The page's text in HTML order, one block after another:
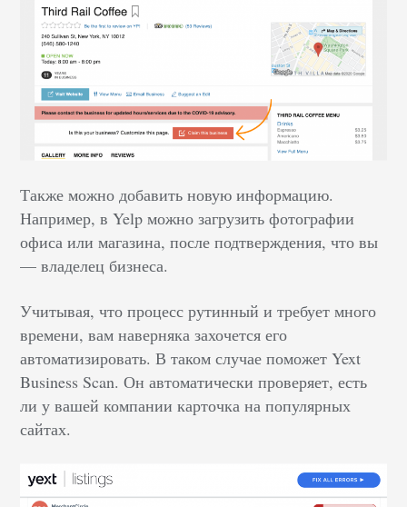
Также можно добавить новую информацию.
Например, в Yelp можно загрузить фотографии
офиса или магазина, после подтверждения, что вы
— владелец бизнеса.
Учитывая, что процесс рутинный и требует много
времени, вам наверняка захочется его
автоматизировать. В таком случае поможет Yext
Business Scan. Он автоматически проверяет, есть
ли у вашей компании карточка на популярных
сайтах.